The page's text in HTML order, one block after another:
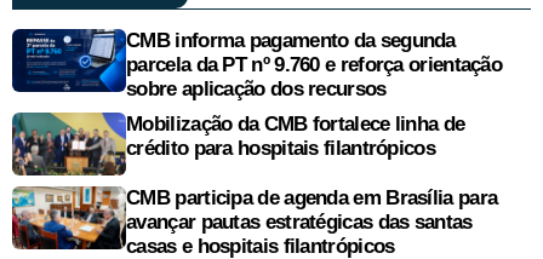
CMB informa pagamento da segunda
parcela da PT nº 9.760 e reforça orientação
sobre aplicação dos recursos
Mobilização da CMB fortalece linha de
crédito para hospitais filantrópicos
CMB participa de agenda em Brasília para
avançar pautas estratégicas das santas
casas e hospitais filantrópicos